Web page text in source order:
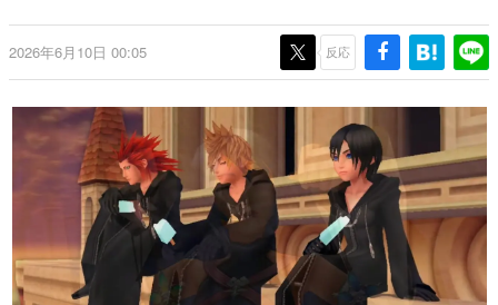
一先生によるゲーム業界レポートマンガです。
なんでゲームは面白い？
具体的な形から解き明かしていく、硬派で骨太な評論連載
です。
ゲームが変えた日本語
「経験値」「裏技」「ラスボス」… ゲームにまつわる言葉
の起源や用法の変遷を、コンピューター文化史研究家・タ
イニーP氏が徹底調査。
カテゴリ
2026年6月10日 00:05 反応